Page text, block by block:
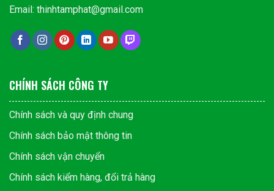
Email: thinhtamphat@gmail.com
CHÍNH SÁCH CÔNG TY
Chính sách và quy định chung
Chính sách bảo mật thông tin
Chính sách vận chuyển
Chính sách kiểm hàng, đổi trả hàng